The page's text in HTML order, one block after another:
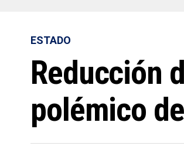
ESTADO
Reducción
polémico